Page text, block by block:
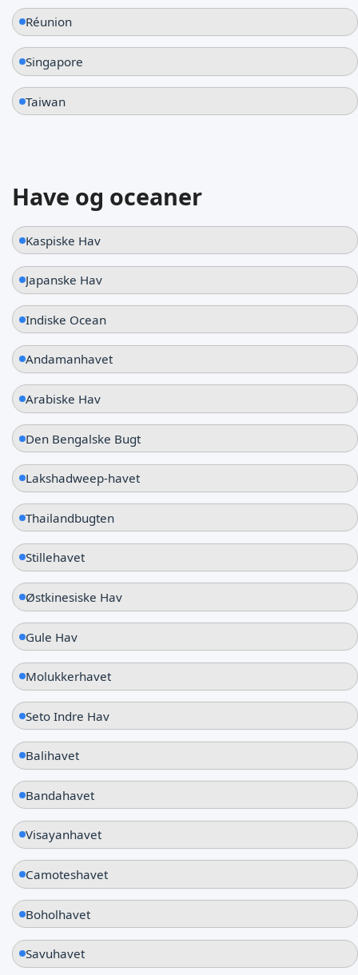
Réunion
Singapore
Taiwan
Have og oceaner
Kaspiske Hav
Japanske Hav
Indiske Ocean
Andamanhavet
Arabiske Hav
Den Bengalske Bugt
Lakshadweep-havet
Thailandbugten
Stillehavet
Østkinesiske Hav
Gule Hav
Molukkerhavet
Seto Indre Hav
Balihavet
Bandahavet
Visayanhavet
Camoteshavet
Boholhavet
Savuhavet